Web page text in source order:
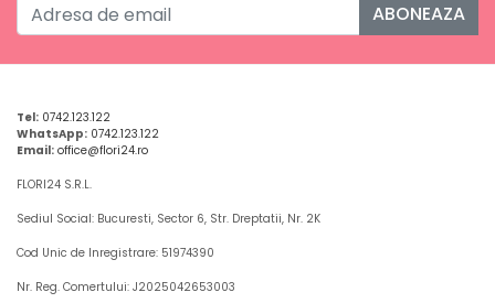
ABONEAZA
Tel: 0742.123.122
WhatsApp: 0742.123.122
Email: office@flori24.ro
FLORI24 S.R.L.
Sediul Social: Bucuresti, Sector 6, Str. Dreptatii, Nr. 2K
Cod Unic de Inregistrare: 51974390
Nr. Reg. Comertului: J2025042653003